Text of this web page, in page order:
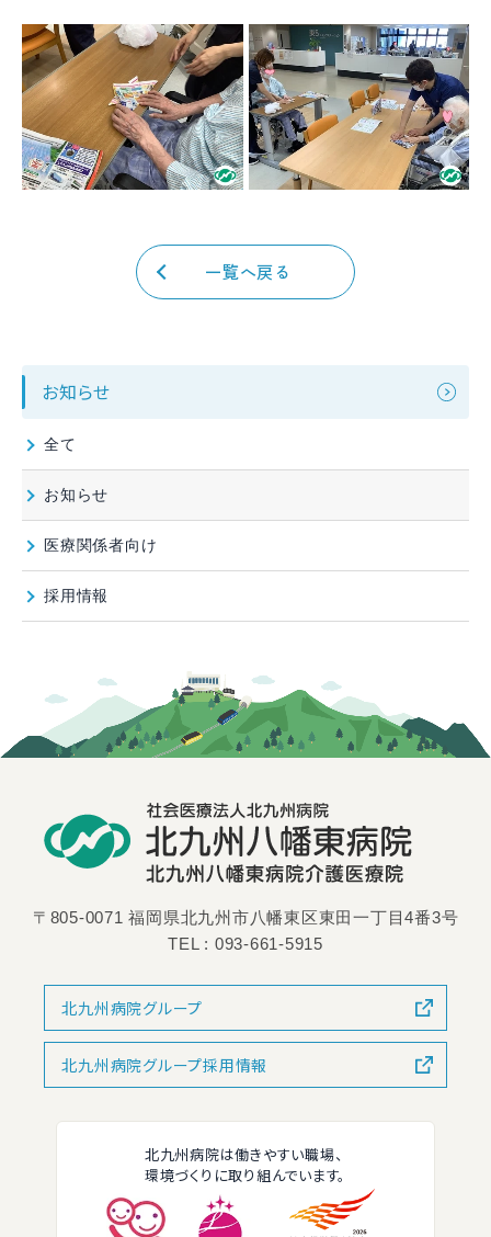
一覧へ戻る
お知らせ
全て
お知らせ
医療関係者向け
採用情報
〒805-0071 福岡県北九州市八幡東区東田一丁目4番3号
TEL : 093-661-5915
北九州病院グループ
北九州病院グループ採用情報
北九州病院は働きやすい職場、
環境づくりに取り組んでいます。